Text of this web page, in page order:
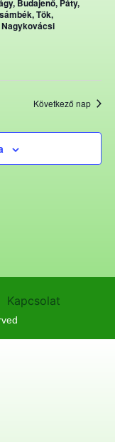
Budajenő, Páty,
Tök,
Következő nap
Kapcsolat